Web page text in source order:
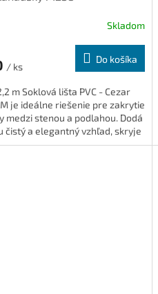
Skladom
/ ks
Do košíka
m Soklová lišta PVC - Cezar
je ideálne riešenie pre zakrytie
medzi stenou a podlahou. Dodá
čistý a elegantný vzhľad, skryje